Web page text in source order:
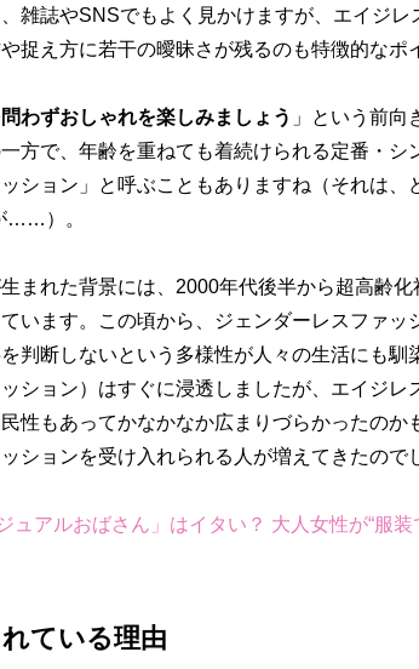
雑誌やSNSでもよく見かけますが、エイジレ
捉え方に若干の曖昧さが残るのも特徴的なポ
わずおしゃれを楽しみましょう 」という前向
方で、年齢を重ねても着続けられる定番・シ
ション」と呼ぶこともありますね（それは、
……）。
まれた背景には、2000年代後半から超高齢化
います。この頃から、ジェンダーレスファッ
判断しないという多様性が人々の生活にも馴
ション）はすぐに浸透しましたが、エイジレ
性もあってかなかなか広まりづらかったのか
ションを受け入れられる人が増えてきたので
ュアルおばさん」はイタい？ 大人女性が“服装
ている理由